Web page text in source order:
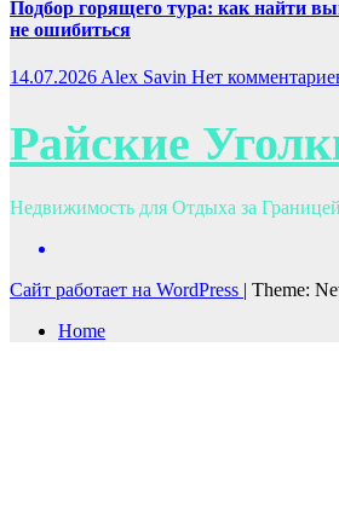
Подбор горящего тура: как найти
не ошибиться
14.07.2026 Alex Savin Нет
Райские
Недвижимость для Отдыха за Границей
Сайт работает на WordPress | Theme:
Home